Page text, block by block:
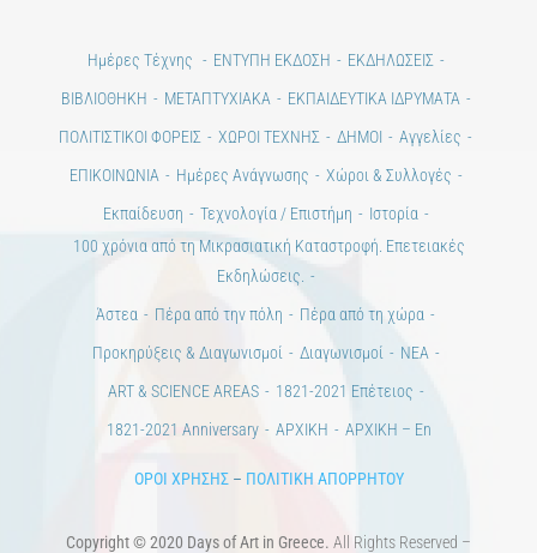
ΒΙΒΛΙΟΘΗΚΗ
ΜΕΤΑΠΤΥΧΙΑΚΑ
ΕΚΠΑΙΔΕΥΤΙΚΑ ΙΔΡΥΜΑΤΑ
ΠΟΛΙΤΙΣΤΙΚΟΙ ΦΟΡΕΙΣ
ΧΩΡΟΙ ΤΕΧΝΗΣ ΔΗΜΟΙ
Αγγελίες
ΕΠΙΚΟΙΝΩΝΙΑ
Ημέρες Ανάγνωσης
Χώροι & Συλλογές
Εκπαίδευση
Τεχνολογία / Επιστήμη
Ιστορία
Εκδηλώσεις.
Πέρα από την πόλη
Προκηρύξεις & Διαγωνισμοί
Διαγωνισμοί
ΝΕΑ
ART & SCIENCE AREAS
1821-2021 Επέτειος
1821-2021 Anniversary
ΑΡΧΙΚΗ ΑΡΧΙΚΗ – En
ΟΡΟΙ ΧΡΗΣΗΣ–ΠΟΛΙΤΙΚΗ ΑΠΟΡΡΗΤΟΥ